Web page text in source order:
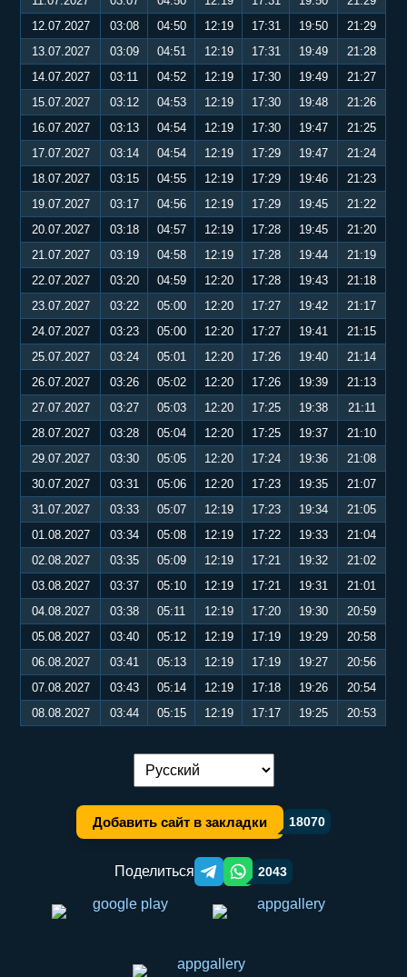
12.07.2027
03:08 04:50 12:19 17:31 19:50
21:29
13.07.2027
03:09 04:51 12:19 17:31 19:49
21:28
14.07.2027
03:11 04:52 12:19 17:30 19:49
21:27
15.07.2027
03:12 04:53 12:19 17:30 19:48
21:26
16.07.2027
03:13 04:54 12:19 17:30 19:47
21:25
17.07.2027
03:14 04:54 12:19 17:29 19:47
21:24
18.07.2027
03:15 04:55 12:19 17:29 19:46
21:23
19.07.2027
03:17 04:56 12:19 17:29 19:45
21:22
20.07.2027
03:18 04:57 12:19 17:28 19:45
21:20
21.07.2027
03:19 04:58 12:19 17:28 19:44
21:19
22.07.2027
03:20 04:59 12:20 17:28 19:43
21:18
23.07.2027
03:22 05:00 12:20 17:27 19:42
21:17
24.07.2027
03:23 05:00 12:20 17:27 19:41
21:15
25.07.2027
03:24 05:01 12:20 17:26 19:40
21:14
26.07.2027
03:26 05:02 12:20 17:26 19:39
21:13
27.07.2027
03:27 05:03 12:20 17:25 19:38
21:11
28.07.2027
03:28 05:04 12:20 17:25 19:37
21:10
29.07.2027
03:30 05:05 12:20 17:24 19:36
21:08
30.07.2027
03:31 05:06 12:20 17:23 19:35
21:07
31.07.2027
03:33 05:07 12:19 17:23 19:34
21:05
01.08.2027
03:34 05:08 12:19 17:22 19:33
21:04
02.08.2027
03:35 05:09 12:19 17:21 19:32
21:02
03.08.2027
03:37 05:10 12:19 17:21 19:31
21:01
04.08.2027
03:38 05:11 12:19 17:20 19:30
20:59
05.08.2027
03:40 05:12 12:19 17:19 19:29
20:58
06.08.2027
03:41 05:13 12:19 17:19 19:27
20:56
07.08.2027
03:43 05:14 12:19 17:18 19:26
20:54
08.08.2027
03:44 05:15 12:19 17:17 19:25 20:53
Переключение языка:
Добавить сайт в закладки 18070
Поделиться Telegram orqali ulashish
WhatsApp orqali ulashish
2043